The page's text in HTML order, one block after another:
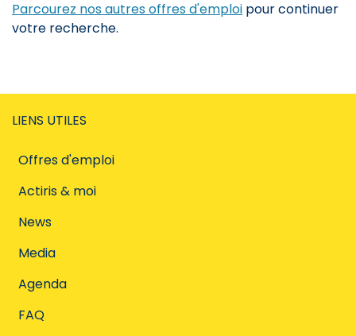
Parcourez nos autres offres d'emploi pour continuer
votre recherche.
LIENS UTILES
Offres d'emploi
Actiris & moi
News
Media
Agenda
FAQ